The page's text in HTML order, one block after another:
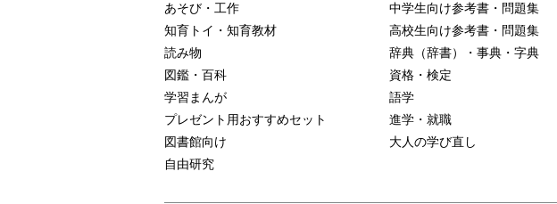
あそび・工作
知育トイ・知育教材
読み物
図鑑・百科
学習まんが
プレゼント用おすすめセット
図書館向け
自由研究
中学生向け参考書・問題集
高校生向け参考書・問題集
辞典（辞書）・事典・字典
資格・検定
語学
進学・就職
大人の学び直し